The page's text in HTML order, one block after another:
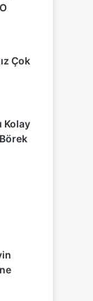
Çok
Kolay